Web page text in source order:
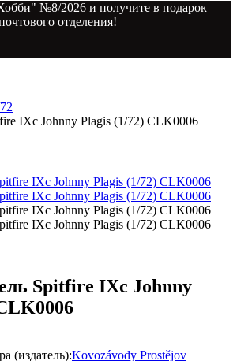
№8/2026 и получите в подарок
отделения!
IXc Johnny Plagis (1/72) CLK0006
Spitfire IXc Johnny
(издатель):Kovozávody Prostějov